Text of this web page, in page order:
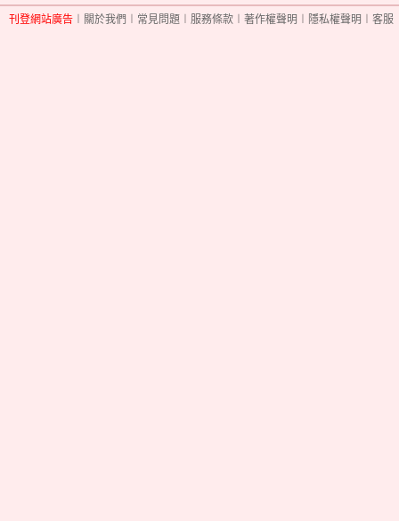
刊登網站廣告 關於我們 常見問題 服務條款 著作權聲明 隱私權聲明 客服